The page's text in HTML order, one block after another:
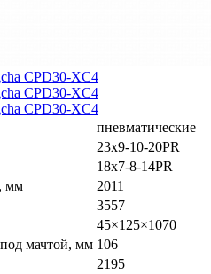
пневматические
23x9-10-20PR
18x7-8-14PR
мм
2011
3557
45×125×1070
мачтой, мм 106
2195